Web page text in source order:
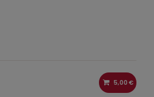
5,00 €